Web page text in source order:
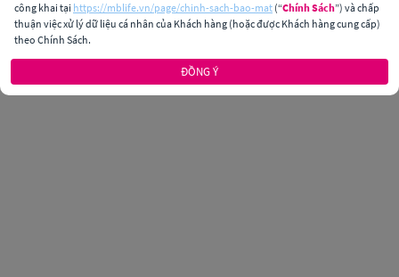
công khai tại https://mblife.vn/page/chinh-sach-bao-mat (“Chính Sách”) và chấp
thuận việc xử lý dữ liệu cá nhân của Khách hàng (hoặc được Khách hàng cung cấp)
theo Chính Sách.
ĐỒNG Ý